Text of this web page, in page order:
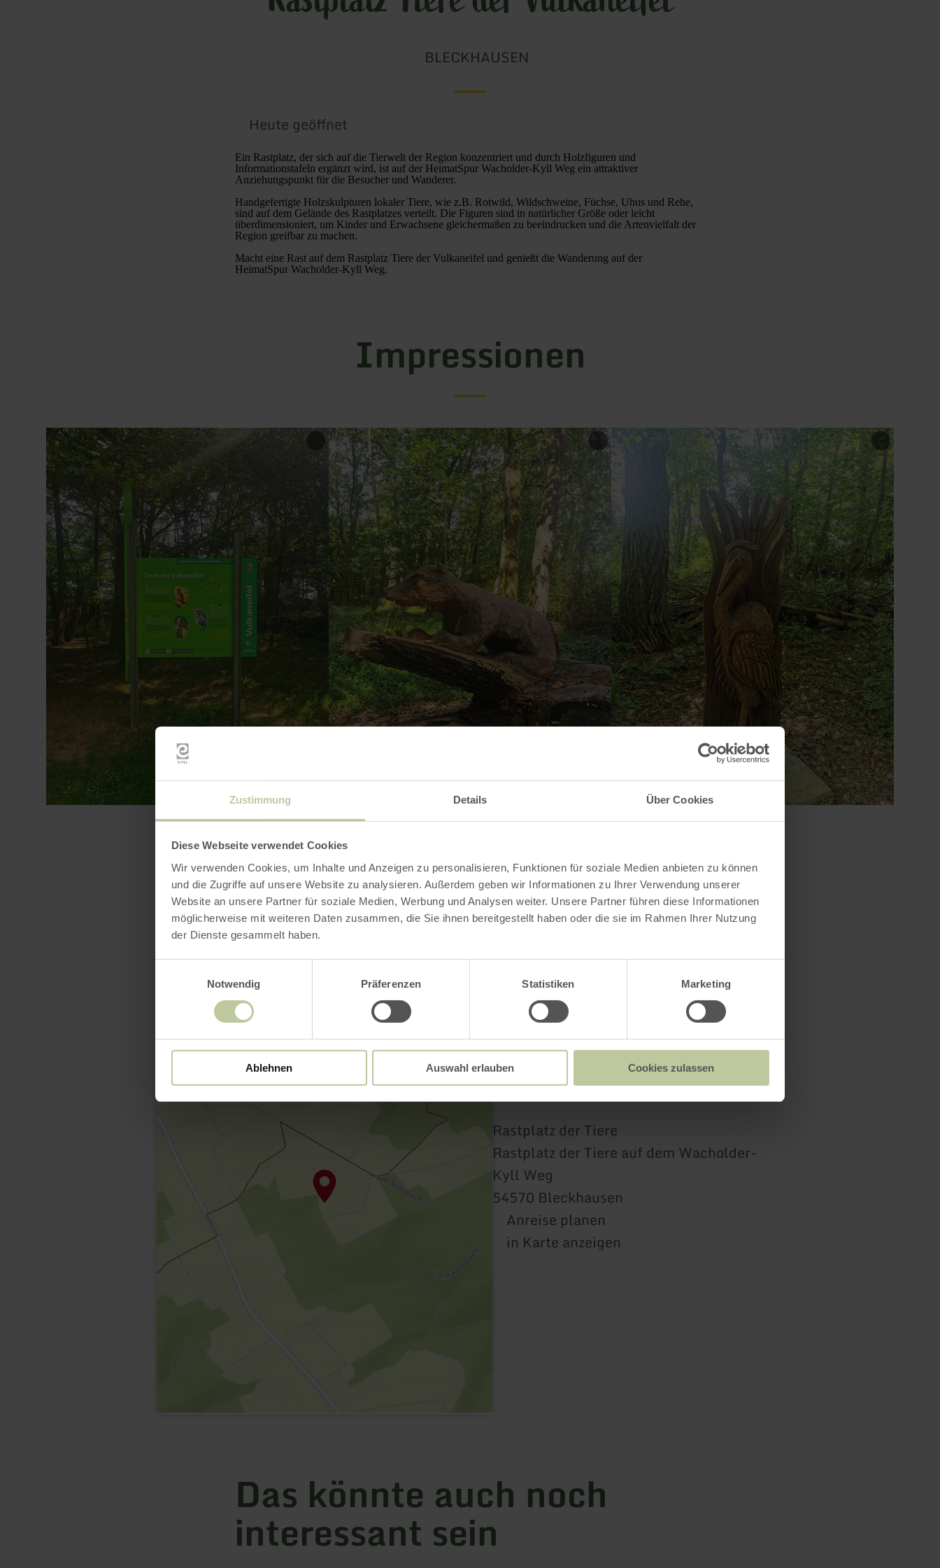
Zustimmung Details Über Cookies
Diese Webseite verwendet Cookies
Wir verwenden Cookies, um Inhalte und Anzeigen zu personalisieren, Funktionen für soziale Medien anbieten zu können
und die Zugriffe auf unsere Website zu analysieren. Außerdem geben wir Informationen zu Ihrer Verwendung unserer
Website an unsere Partner für soziale Medien, Werbung und Analysen weiter. Unsere Partner führen diese Informationen
möglicherweise mit weiteren Daten zusammen, die Sie ihnen bereitgestellt haben oder die sie im Rahmen Ihrer Nutzung
der Dienste gesammelt haben.
Notwendig
Präferenzen Statistiken Marketing
Ablehnen Auswahl erlauben Cookies zulassen
BLECKHAUSEN
Heute geöffnet
Ein Rastplatz, der sich auf die Tierwelt der Region konzentriert und durch Holzfiguren und
Informationstafeln ergänzt wird, ist auf der HeimatSpur Wacholder-Kyll Weg ein attraktiver
Anziehungspunkt für die Besucher und Wanderer.
Handgefertigte Holzskulpturen lokaler Tiere, wie z.B. Rotwild, Wildschweine, Füchse, Uhus und Rehe,
sind auf dem Gelände des Rastplatzes verteilt. Die Figuren sind in natürlicher Größe oder leicht
überdimensioniert, um Kinder und Erwachsene gleichermaßen zu beeindrucken und die Artenvielfalt der
Region greifbar zu machen.
Macht eine Rast auf dem Rastplatz Tiere der Vulkaneifel und genießt die Wanderung auf der
HeimatSpur Wacholder-Kyll Weg.
Impressionen
Kontakt
Rastplatz der Tiere
Rastplatz der Tiere auf dem Wacholder-
Kyll Weg
54570 Bleckhausen
Anreise planen
in Karte anzeigen
Das könnte auch noch
interessant sein